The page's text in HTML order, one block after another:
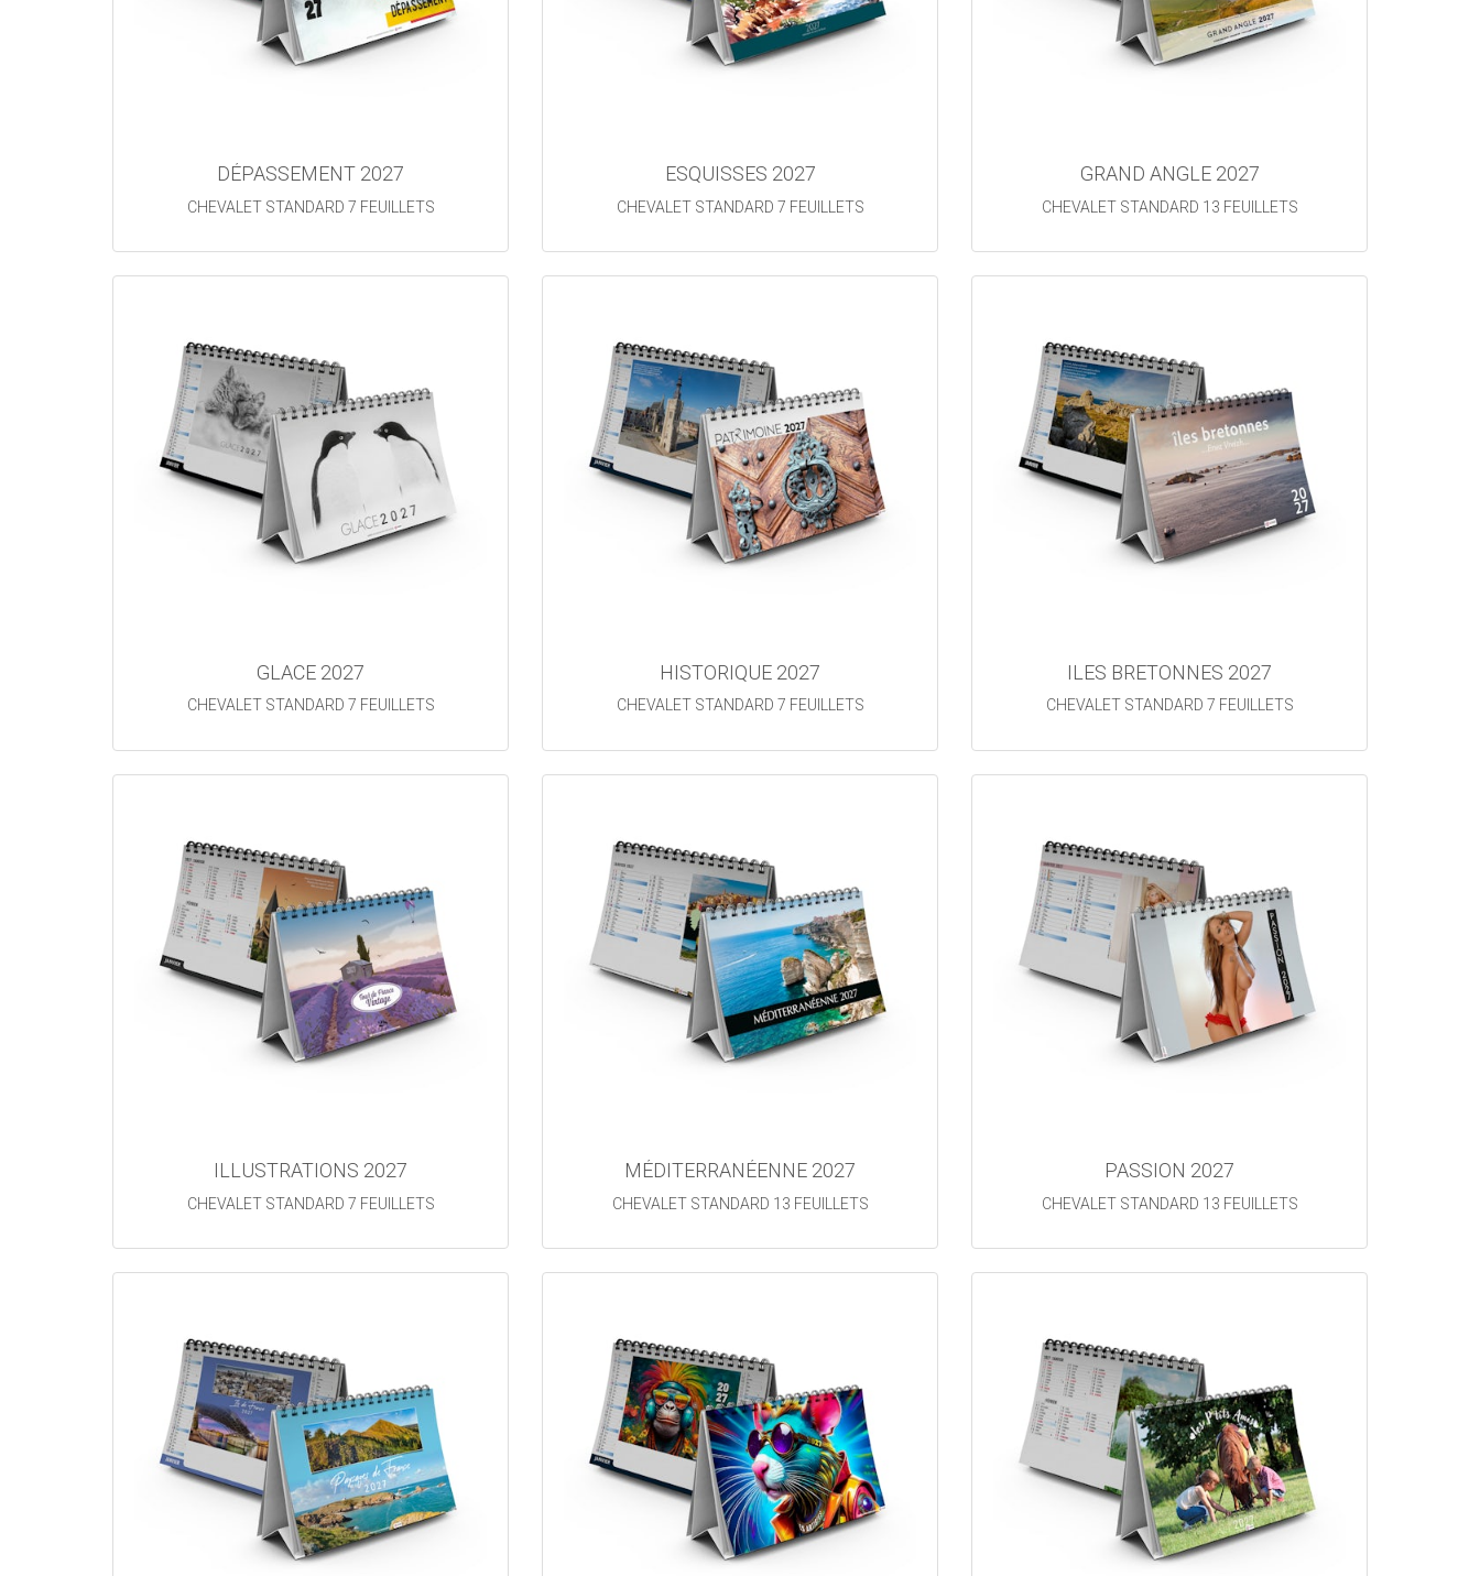
DÉPASSEMENT 2027
CHEVALET STANDARD 7 FEUILLETS
ESQUISSES 2027
CHEVALET STANDARD 7 FEUILLETS
GRAND ANGLE 2027
CHEVALET STANDARD 13 FEUILLETS
GLACE 2027
CHEVALET STANDARD 7 FEUILLETS
HISTORIQUE 2027
CHEVALET STANDARD 7 FEUILLETS
ILES BRETONNES 2027
CHEVALET STANDARD 7 FEUILLETS
ILLUSTRATIONS 2027
CHEVALET STANDARD 7 FEUILLETS
MÉDITERRANÉENNE 2027
CHEVALET STANDARD 13 FEUILLETS
PASSION 2027
CHEVALET STANDARD 13 FEUILLETS